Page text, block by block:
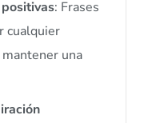
: Frases
cualquier
una